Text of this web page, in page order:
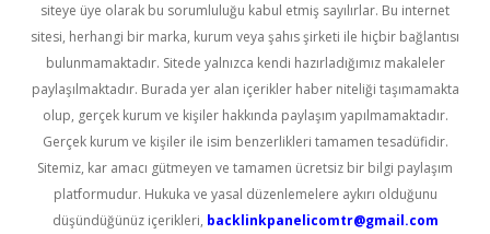
siteye üye olarak bu sorumluluğu kabul etmiş sayılırlar. Bu internet
sitesi, herhangi bir marka, kurum veya şahıs şirketi ile hiçbir bağlantısı
bulunmamaktadır. Sitede yalnızca kendi hazırladığımız makaleler
paylaşılmaktadır. Burada yer alan içerikler haber niteliği taşımamakta
olup, gerçek kurum ve kişiler hakkında paylaşım yapılmamaktadır.
Gerçek kurum ve kişiler ile isim benzerlikleri tamamen tesadüfidir.
Sitemiz, kar amacı gütmeyen ve tamamen ücretsiz bir bilgi paylaşım
platformudur. Hukuka ve yasal düzenlemelere aykırı olduğunu
düşündüğünüz içerikleri, backlinkpanelicomtr@gmail.com